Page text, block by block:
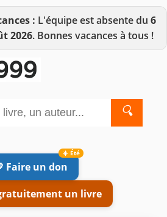
: L'équipe est absente du 6
2026. Bonnes vacances à tous !
🔍
Faire un don
un livre